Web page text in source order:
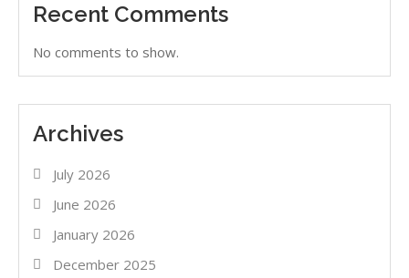
Recent Comments
No comments to show.
Archives
July 2026
June 2026
January 2026
December 2025